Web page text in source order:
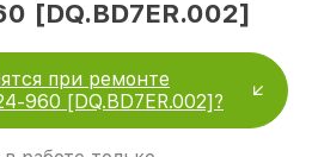
[DQ.BD7ER.002]
при ремонте
960 [DQ.BD7ER.002]?